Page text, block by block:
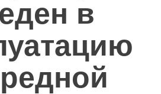
в